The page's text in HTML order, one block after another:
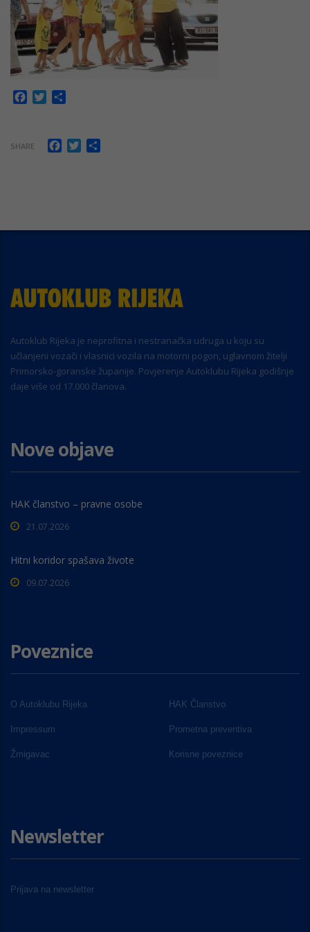
Facebook
Twitter
SHARE Facebook
Twitter
Autoklub Rijeka je neprofitna i nestranačka udruga u koju su
učlanjeni vozači i vlasnici vozila na motorni pogon, uglavnom žitelji
Primorsko-goranske županije. Povjerenje Autoklubu Rijeka godišnje
daje više od 17.000 članova.
Nove objave
HAK članstvo – pravne osobe
21.07.2026
Hitni koridor spašava živote
09.07.2026
Poveznice
O Autoklubu Rijeka HAK Članstvo
Impressum Prometna preventiva
Žmigavac Korisne poveznice
Newsletter
Prijava na newsletter